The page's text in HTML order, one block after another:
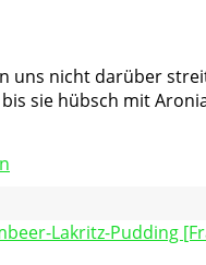
uns nicht darüber
sie hübsch mit